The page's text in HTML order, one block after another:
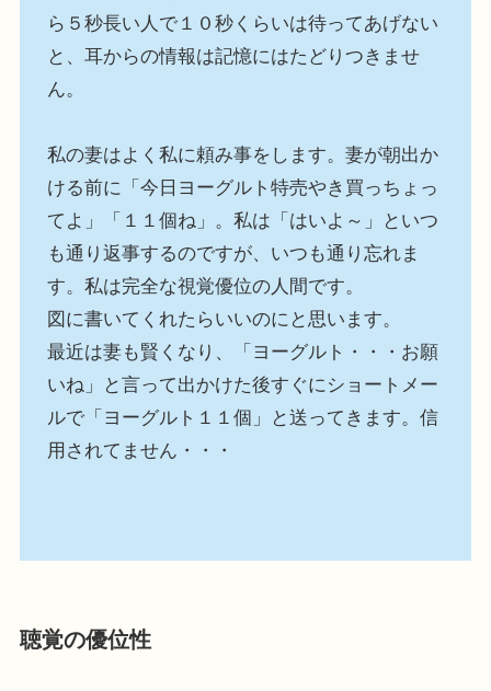
ら５秒長い人で１０秒くらいは待ってあげない
と、耳からの情報は記憶にはたどりつきませ
ん。
私の妻はよく私に頼み事をします。妻が朝出か
ける前に「今日ヨーグルト特売やき買っちょっ
てよ」「１１個ね」。私は「はいよ～」といつ
も通り返事するのですが、いつも通り忘れま
す。私は完全な視覚優位の人間です。
図に書いてくれたらいいのにと思います。
最近は妻も賢くなり、「ヨーグルト・・・お願
いね」と言って出かけた後すぐにショートメー
ルで「ヨーグルト１１個」と送ってきます。信
用されてません・・・
聴覚の優位性